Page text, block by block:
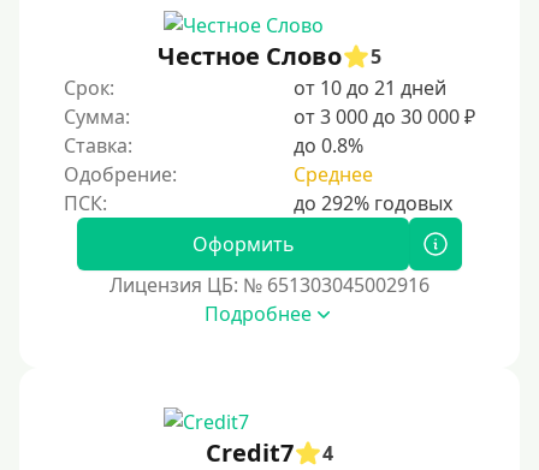
Честное Слово
5
Срок:
от 10 до 21 дней
Сумма:
от 3 000 до 30 000 ₽
Ставка:
до 0.8%
Одобрение:
Среднее
Оформить
Лицензия ЦБ: № 651303045002916
Подробнее
Credit7
4